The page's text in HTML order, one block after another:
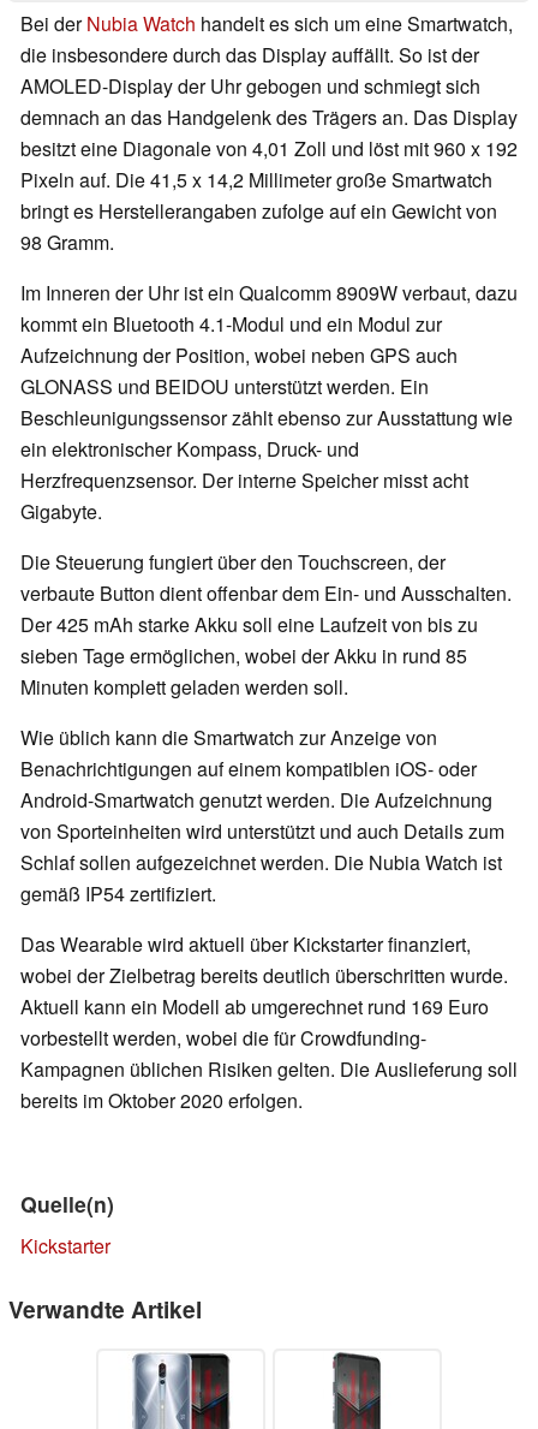
Bei derNubia Watch handelt es sich um eine Smartwatch,
die insbesondere durch das Display auffällt. So ist der
AMOLED-Display der Uhr gebogen und schmiegt sich
demnach an das Handgelenk des Trägers an. Das Display
besitzt eine Diagonale von 4,01 Zoll und löst mit 960 x 192
Pixeln auf. Die 41,5 x 14,2 Millimeter große Smartwatch
bringt es Herstellerangaben zufolge auf ein Gewicht von
98 Gramm.
Im Inneren der Uhr ist ein Qualcomm 8909W verbaut, dazu
kommt ein Bluetooth 4.1-Modul und ein Modul zur
Aufzeichnung der Position, wobei neben GPS auch
GLONASS und BEIDOU unterstützt werden. Ein
Beschleunigungssensor zählt ebenso zur Ausstattung wie
ein elektronischer Kompass, Druck- und
Herzfrequenzsensor. Der interne Speicher misst acht
Gigabyte.
Die Steuerung fungiert über den Touchscreen, der
verbaute Button dient offenbar dem Ein- und Ausschalten.
Der 425 mAh starke Akku soll eine Laufzeit von bis zu
sieben Tage ermöglichen, wobei der Akku in rund 85
Minuten komplett geladen werden soll.
Wie üblich kann die Smartwatch zur Anzeige von
Benachrichtigungen auf einem kompatiblen iOS- oder
Android-Smartwatch genutzt werden. Die Aufzeichnung
von Sporteinheiten wird unterstützt und auch Details zum
Schlaf sollen aufgezeichnet werden. Die Nubia Watch ist
gemäß IP54 zertifiziert.
Das Wearable wird aktuell über Kickstarter finanziert,
wobei der Zielbetrag bereits deutlich überschritten wurde.
Aktuell kann ein Modell ab umgerechnet rund 169 Euro
vorbestellt werden, wobei die für Crowdfunding-
Kampagnen üblichen Risiken gelten. Die Auslieferung soll
bereits im Oktober 2020 erfolgen.
Quelle(n)
Kickstarter
Verwandte Artikel